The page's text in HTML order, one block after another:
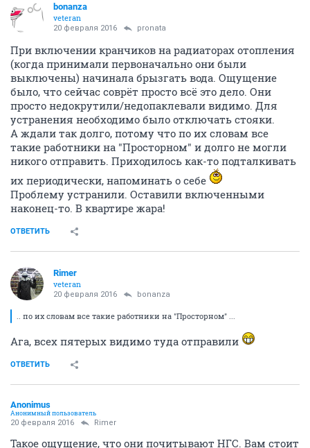
bonanza
veteran
20 февраля 2016 pronata
При включении кранчиков на радиаторах отопления
(когда принимали первоначально они были
выключены) начинала брызгать вода. Ощущение
было, что сейчас соврёт просто всё это дело. Они
просто недокрутили/недопаклевали видимо. Для
устранения необходимо было отключать стояки.
А ждали так долго, потому что по их словам все
такие работники на "Просторном" и долго не могли
никого отправить. Приходилось как-то подталкивать
их периодически, напоминать о себе
Проблему устранили. Оставили включенными
наконец-то. В квартире жара!
ОТВЕТИТЬ
Rimer
veteran
20 февраля 2016 bonanza
.. по их словам все такие работники на "Просторном" ...
Ага, всех пятерых видимо туда отправили
ОТВЕТИТЬ
Anоnimus
Анонимный пользователь
20 февраля 2016 Rimer
Такое ощущение, что они почитывают НГС. Вам стоит